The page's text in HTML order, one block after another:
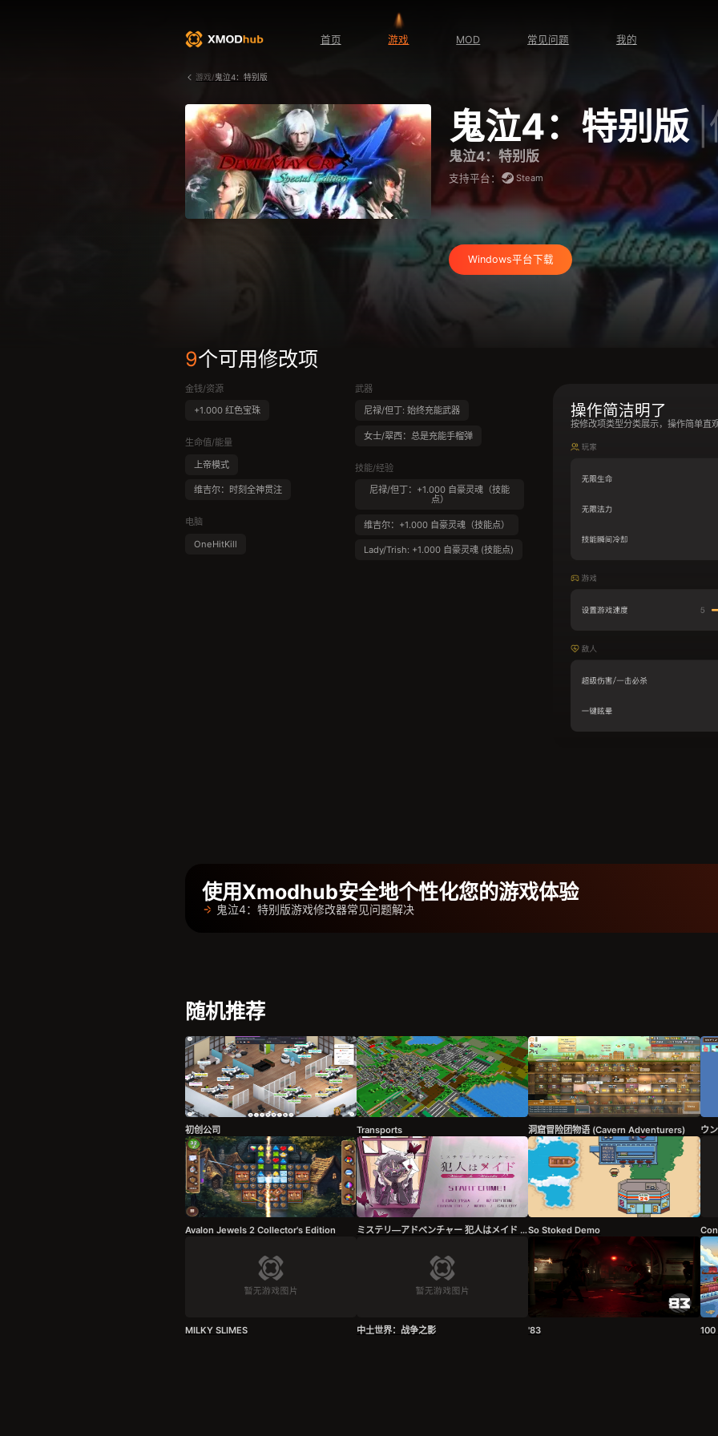
首页 游戏 MOD 常见问题 我的
游戏/鬼泣4：特别版
鬼泣4：特别版|
鬼泣4：特别版
支持平台： Steam
Windows平台下载
9个可用修改项
金钱/资源
+1.000 红色宝珠
生命值/能量
上帝模式
维吉尔：时刻全神贯注
电脑
OneHitKill
武器
尼禄/但丁: 始终充能武器
女士/翠西：总是充能手榴弹
技能/经验
尼禄/但丁：+1.000 自豪灵魂（技能
点）
维吉尔：+1.000 自豪灵魂（技能点）
Lady/Trish: +1.000 自豪灵魂 (技能点)
操作简洁明了
按修改项类型分类展示，操作简单直
使用Xmodhub安全地个性化您的游戏体验
鬼泣4：特别版游戏修改器常见问题解决
随机推荐
初创公司 Transports 洞窟冒险团物语 (Cavern Adventurers) ウ
Avalon Jewels 2 Collector's Edition ミステリ―アドベンチャー 犯人はメイド DemoSo Stoked Demo
MILKY SLIMES 中土世界：战争之影 '83 100